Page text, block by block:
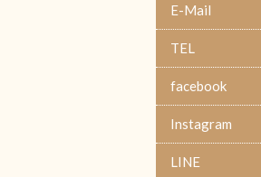
E-Mail
TEL
facebook
Instagram
LINE